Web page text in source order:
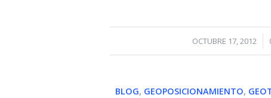
OCTUBRE 17, 2012
/
BLOG, GEOPOSICIONAMIENTO,